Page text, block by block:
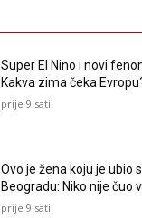
Super El Nino i novi
Kakva zima čeka
prije 9 sati
Ovo je žena koju je ubio
Beogradu: Niko nije čuo
prije 9 sati